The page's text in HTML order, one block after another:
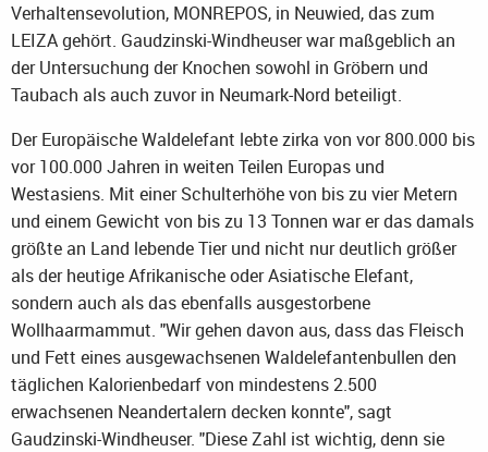
Verhaltensevolution, MONREPOS, in Neuwied, das zum
LEIZA gehört. Gaudzinski-Windheuser war maßgeblich an
der Untersuchung der Knochen sowohl in Gröbern und
Taubach als auch zuvor in Neumark-Nord beteiligt.
Der Europäische Waldelefant lebte zirka von vor 800.000 bis
vor 100.000 Jahren in weiten Teilen Europas und
Westasiens. Mit einer Schulterhöhe von bis zu vier Metern
und einem Gewicht von bis zu 13 Tonnen war er das damals
größte an Land lebende Tier und nicht nur deutlich größer
als der heutige Afrikanische oder Asiatische Elefant,
sondern auch als das ebenfalls ausgestorbene
Wollhaarmammut. "Wir gehen davon aus, dass das Fleisch
und Fett eines ausgewachsenen Waldelefantenbullen den
täglichen Kalorienbedarf von mindestens 2.500
erwachsenen Neandertalern decken konnte", sagt
Gaudzinski-Windheuser. "Diese Zahl ist wichtig, denn sie